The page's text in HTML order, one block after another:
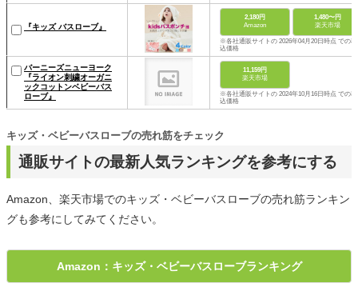
『キッズ バスローブ』
2,180円
Amazon
1,480〜円
楽天市場
※各社通販サイトの 2026年04月20日時点 での税
込価格
バーニーズニューヨーク
『ライオン刺繍オーガニ
ックコットンベビーバス
ローブ』
11,159円
楽天市場
※各社通販サイトの 2024年10月16日時点 での税
込価格
通販サイトの最新人気ランキングを参考にする
キッズ・ベビーバスローブの売れ筋をチェック
Amazon、楽天市場でのキッズ・ベビーバスローブの売れ筋ランキン
グも参考にしてみてください。
Amazon：キッズ・ベビーバスローブランキング